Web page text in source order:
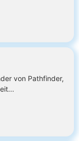
von Pathfinder,